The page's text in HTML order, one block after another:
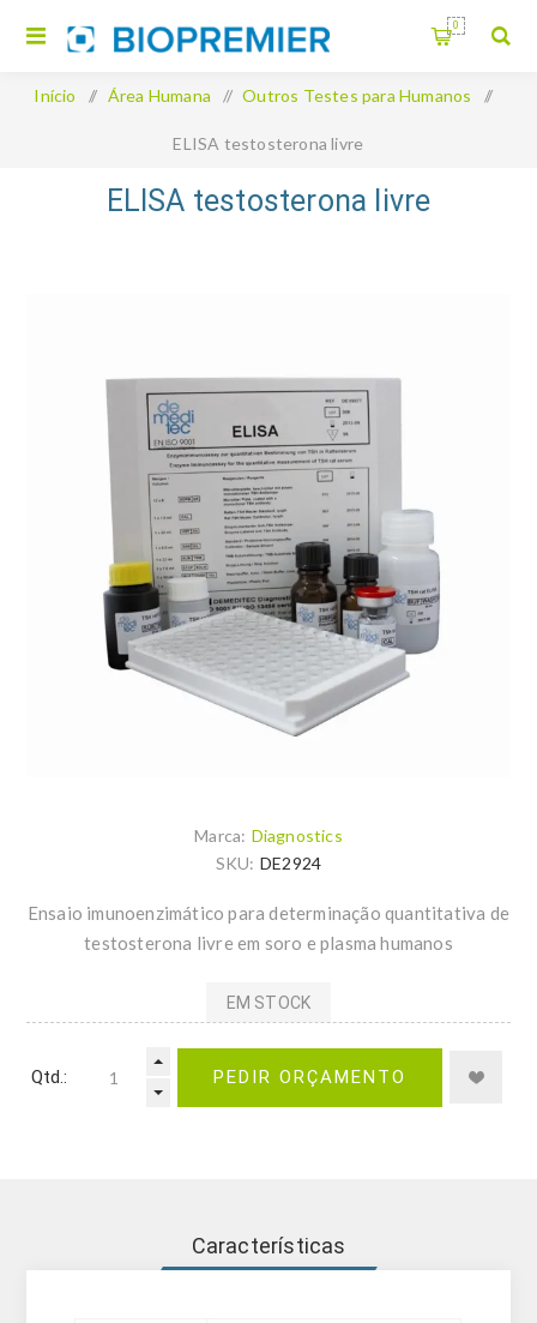
0
Início / Área Humana / Outros Testes para Humanos /
ELISA testosterona livre
ELISA testosterona livre
Marca: Diagnostics
SKU: DE2924
Ensaio imunoenzimático para determinação quantitativa de
testosterona livre em soro e plasma humanos
EM STOCK
Qtd.: PEDIR ORÇAMENTO
Características